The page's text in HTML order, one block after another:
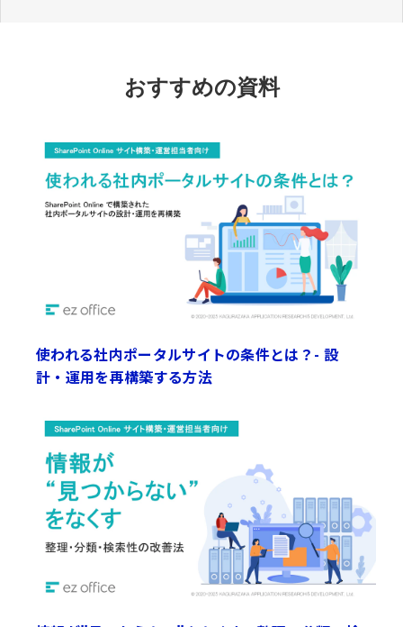
おすすめの資料
使われる社内ポータルサイトの条件とは？- 設
計・運用を再構築する方法